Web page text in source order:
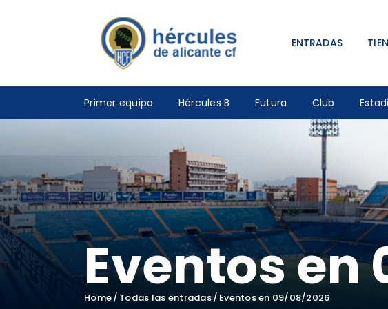
ENTRADAS
Primer equipo Hércules B Futura Club
Eventos en
Home Todas las entradas Eventos en 09/08/2026
TIENDA